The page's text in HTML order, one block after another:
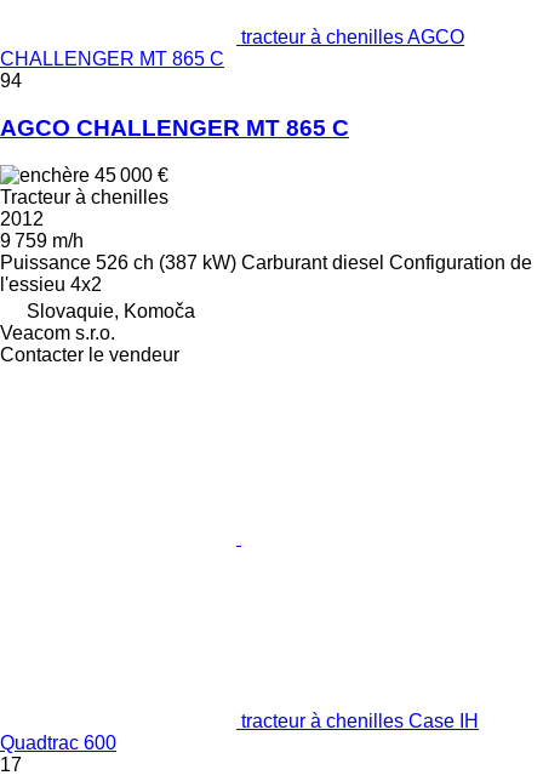
tracteur à chenilles AGCO
CHALLENGER MT 865 C
94
AGCO CHALLENGER MT 865 C
45 000 €
Tracteur à chenilles
2012
9 759 m/h
Puissance 526 ch (387 kW) Carburant diesel Configuration de
l'essieu 4x2
Slovaquie, Komoča
Veacom s.r.o.
Contacter le vendeur
tracteur à chenilles Case IH
Quadtrac 600
17